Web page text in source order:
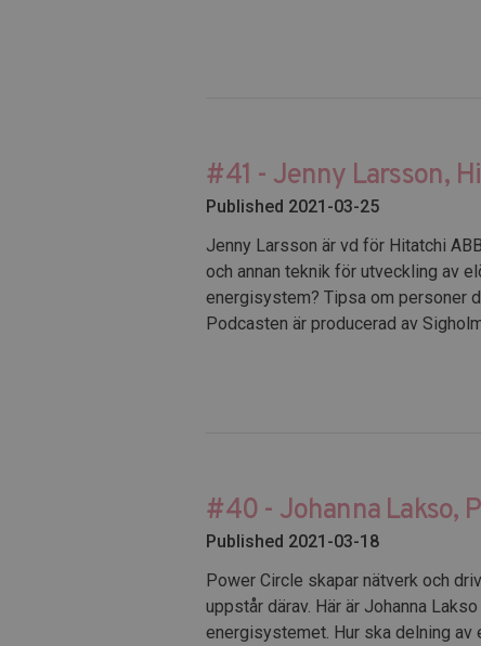
#41 - Jenny Larsson,
Published 2021-03-25
Jenny Larsson är vd för Hitatchi
och annan teknik för utveckling av
energisystem? Tipsa om personer
Podcasten är producerad av Sigholm,
#40 - Johanna Lakso,
Published 2021-03-18
Power Circle skapar nätverk och
uppstår därav. Här är Johanna
energisystemet. Hur ska delning